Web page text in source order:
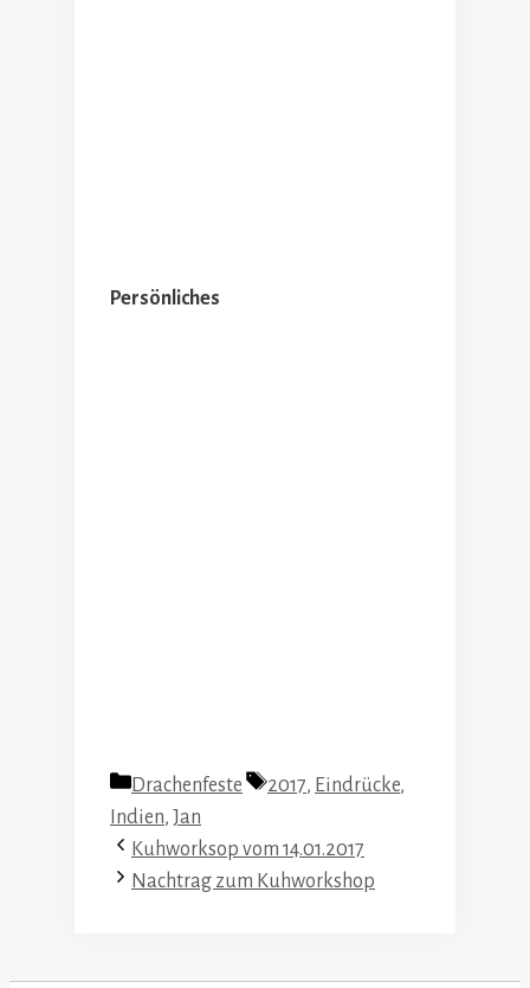
Persönliches
Kategorien
Drachenfeste Schlagwörter
2017, Eindrücke,
Indien, Jan
Kuhworksop vom 14.01.2017
Nachtrag zum Kuhworkshop